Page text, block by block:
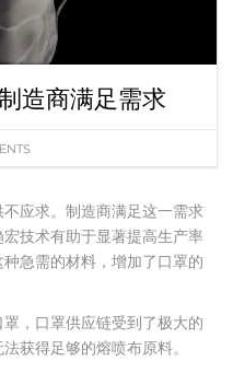
造商满足需求
应求。制造商满足这一需求
技术有助于显著提高生产率
急需的材料，增加了口罩的
，口罩供应链受到了极大的
获得足够的熔喷布原料。